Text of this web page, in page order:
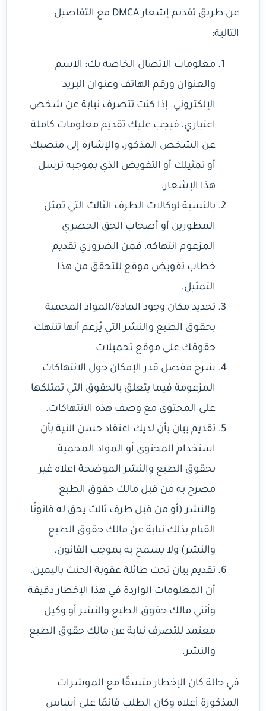
عن طريق تقديم إشعار DMCA مع التفاصيل
التالية:
معلومات الاتصال الخاصة بك: الاسم
والعنوان ورقم الهاتف وعنوان البريد
الإلكتروني. إذا كنت تتصرف نيابة عن شخص
اعتباري، فيجب عليك تقديم معلومات كاملة
عن الشخص المذكور، والإشارة إلى منصبك
أو تمثيلك أو التفويض الذي بموجبه ترسل
هذا الإشعار.
بالنسبة لوكالات الطرف الثالث التي تمثل
المطورين أو أصحاب الحق الحصري
المزعوم انتهاكه، فمن الضروري تقديم
خطاب تفويض موقع للتحقق من هذا
التمثيل.
تحديد مكان وجود المادة/المواد المحمية
بحقوق الطبع والنشر التي يُزعم أنها تنتهك
حقوقك على موقع تحميلات.
شرح مفصل قدر الإمكان حول الانتهاكات
المزعومة فيما يتعلق بالحقوق التي تمتلكها
على المحتوى مع وصف هذه الانتهاكات.
تقديم بيان بأن لديك اعتقاد حسن النية بأن
استخدام المحتوى أو المواد المحمية
بحقوق الطبع والنشر الموضحة أعلاه غير
مصرح به من قبل مالك حقوق الطبع
والنشر (أو من قبل طرف ثالث يحق له قانونًا
القيام بذلك نيابة عن مالك حقوق الطبع
والنشر) ولا يسمح به بموجب القانون.
تقديم بيان تحت طائلة عقوبة الحنث باليمين،
أن المعلومات الواردة في هذا الإخطار دقيقة
وأنني مالك حقوق الطبع والنشر أو وكيل
معتمد للتصرف نيابة عن مالك حقوق الطبع
والنشر.
في حالة كان الإخطار متسقًا مع المؤشرات
المذكورة أعلاه وكان الطلب قائمًا على أساس